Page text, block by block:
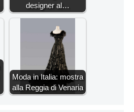
designer al…
Moda in Italia: mostra
alla Reggia di Venaria